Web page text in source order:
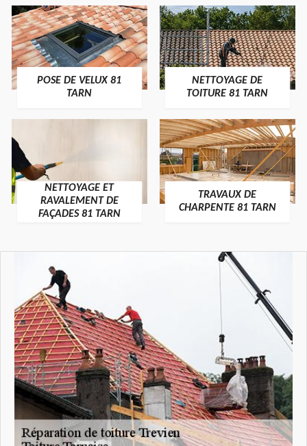
POSE DE VELUX 81
TARN
NETTOYAGE DE
TOITURE 81 TARN
NETTOYAGE ET
RAVALEMENT DE
FAÇADES 81 TARN
TRAVAUX DE
CHARPENTE 81 TARN